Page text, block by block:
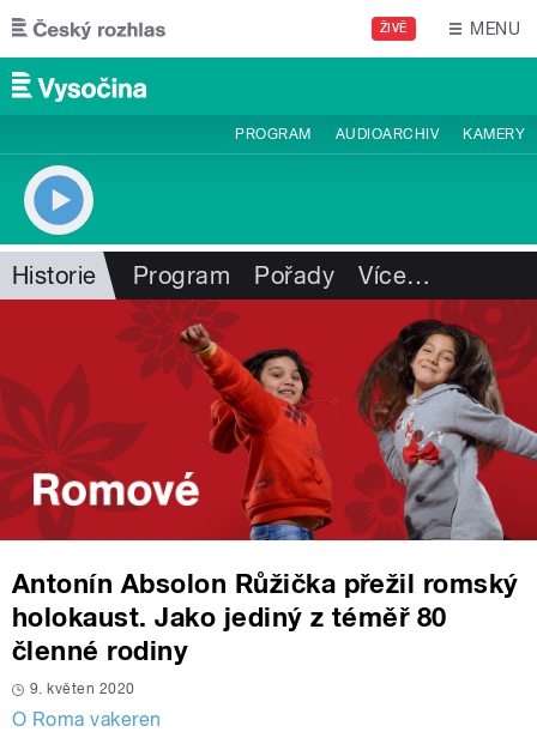
Přejít k hlavnímu obsahu
ŽIVĚ MENU
PROGRAM AUDIOARCHIV KAMERY
Historie Program Pořady Více…
Antonín Absolon Růžička přežil romský
holokaust. Jako jediný z téměř 80
členné rodiny
9. květen 2020
O Roma vakeren